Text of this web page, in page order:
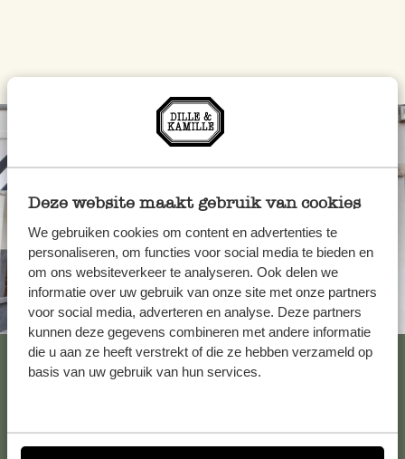
Deze website maakt gebruik van cookies
We gebruiken cookies om content en advertenties te
personaliseren, om functies voor social media te bieden en
om ons websiteverkeer te analyseren. Ook delen we
informatie over uw gebruik van onze site met onze partners
voor social media, adverteren en analyse. Deze partners
kunnen deze gegevens combineren met andere informatie
die u aan ze heeft verstrekt of die ze hebben verzameld op
basis van uw gebruik van hun services.
Altijd in de buurt
Bekijk alle 62 winkels
Klantenservice